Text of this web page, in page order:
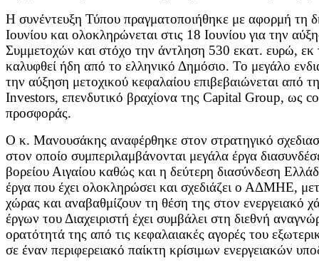
Η συνέντευξη Τύπου πραγματοποιήθηκε με αφορμή τη
Ιουνίου και ολοκληρώνεται στις 18 Ιουνίου για την
Συμμετοχών και στόχο την άντληση 530 εκατ. ευρώ,
καλυφθεί ήδη από το ελληνικό Δημόσιο. Το μεγάλο
την αύξηση μετοχικού κεφαλαίου επιβεβαιώνεται από
Investors, επενδυτικό βραχίονα της Capital Group, ως
προσφοράς.
Ο κ. Μανουσάκης αναφέρθηκε στον στρατηγικό
στον οποίο συμπεριλαμβάνονται μεγάλα έργα
βορείου Αιγαίου καθώς και η δεύτερη διασύνδεση
έργα που έχει ολοκληρώσει και σχεδιάζει ο ΑΔΜΗΕ,
χώρας και αναβαθμίζουν τη θέση της στον ενεργειακό
έργων του Διαχειριστή έχει συμβάλει στη διεθνή
ορατότητά της από τις κεφαλαιακές αγορές του
σε έναν περιφερειακό παίκτη κρίσιμων ενεργειακών